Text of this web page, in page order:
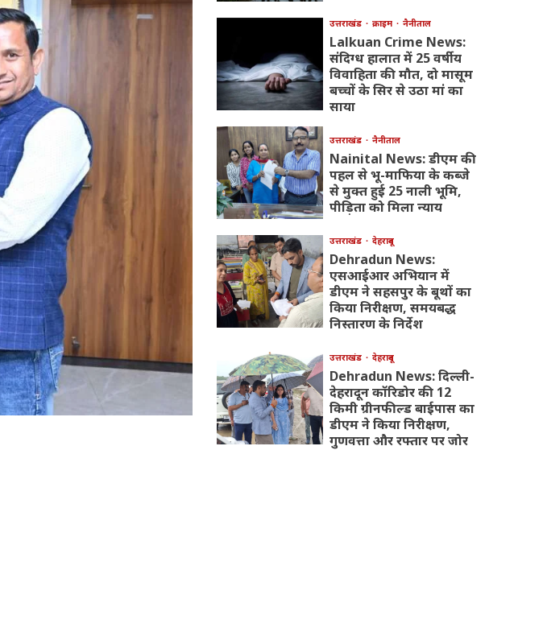
उत्तराखंड क्राइम नैनीताल
Lalkuan Crime News:
संदिग्ध हालात में 25 वर्षीय
विवाहिता की मौत, दो मासूम
बच्चों के सिर से उठा मां का
साया
उत्तराखंड नैनीताल
Nainital News: डीएम की
पहल से भू-माफिया के कब्जे
से मुक्त हुई 25 नाली भूमि,
पीड़िता को मिला न्याय
उत्तराखंड देहरादून
Dehradun News:
एसआईआर अभियान में
डीएम ने सहसपुर के बूथों का
किया निरीक्षण, समयबद्ध
निस्तारण के निर्देश
उत्तराखंड देहरादून
Dehradun News: दिल्ली-
देहरादून कॉरिडोर की 12
किमी ग्रीनफील्ड बाईपास का
डीएम ने किया निरीक्षण,
गुणवत्ता और रफ्तार पर जोर